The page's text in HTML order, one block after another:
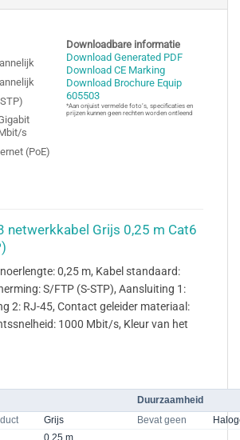
s
(PoE)
Downloadbare informatie
Download Generated PDF
Download CE Marking
Download Brochure Equip
605503
*Aan onjuist vermelde foto’s, specificaties en
prijzen kunnen geen rechten worden ontleend
netwerkkabel Grijs 0,25 m Cat6
0,25 m, Kabel standaard:
S/FTP (S-STP), Aansluiting 1:
2: RJ-45, Contact geleider materiaal:
1000 Mbit/s, Kleur van het
Duurzaamheid
Grijs Bevat geen
0,25 m